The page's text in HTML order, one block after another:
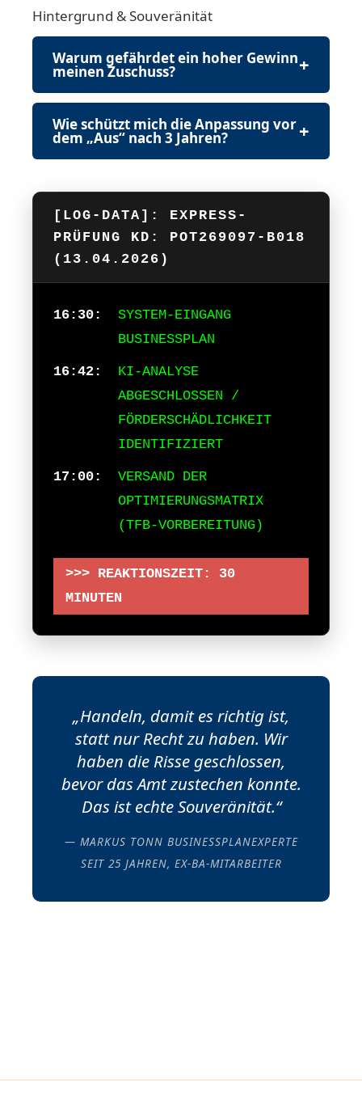
Hintergrund & Souveränität
Warum gefährdet ein hoher Gewinn
meinen Zuschuss?
Wie schützt mich die Anpassung vor
dem „Aus“ nach 3 Jahren?
[LOG-DATA]: EXPRESS-
PRÜFUNG KD: POT269097-B018
(13.04.2026)
16:30:
SYSTEM-EINGANG
BUSINESSPLAN
16:42:
KI-ANALYSE
ABGESCHLOSSEN /
FÖRDERSCHÄDLICHKEIT
IDENTIFIZIERT
17:00:
VERSAND DER
OPTIMIERUNGSMATRIX
(TFB-VORBEREITUNG)
>>> REAKTIONSZEIT: 30
MINUTEN
„Handeln, damit es richtig ist,
statt nur Recht zu haben. Wir
haben die Risse geschlossen,
bevor das Amt zustechen konnte.
Das ist echte Souveränität.“
— MARKUS TONN BUSINESSPLANEXPERTE
SEIT 25 JAHREN, EX-BA-MITARBEITER